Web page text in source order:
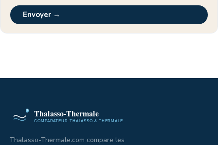
Envoyer →
Thalasso-Thermale.com compare les